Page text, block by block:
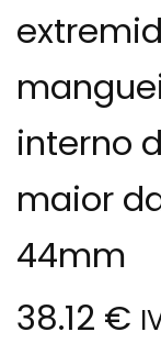
interno
maior
44mm
38.12 €